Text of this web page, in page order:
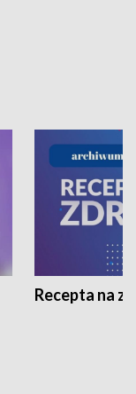
Recepta na